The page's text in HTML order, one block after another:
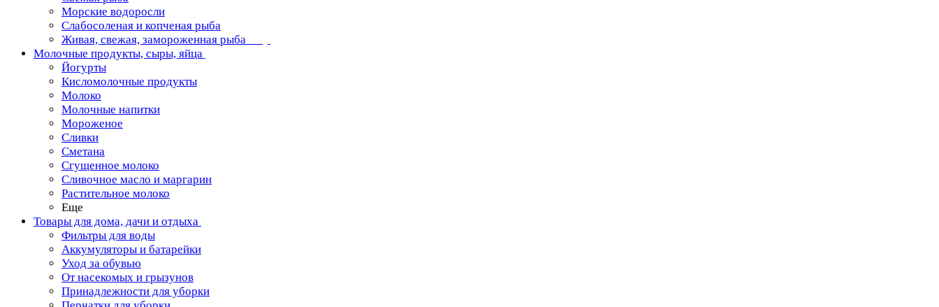
Морские водоросли
Слабосоленая и копченая рыба
Живая, свежая, замороженная рыба
Молочные продукты, сыры, яйца
Йогурты
Кисломолочные продукты
Молоко
Молочные напитки
Мороженое
Сливки
Сметана
Сгущенное молоко
Сливочное масло и маргарин
Растительное молоко
Еще
Товары для дома, дачи и отдыха
Фильтры для воды
Аккумуляторы и батарейки
Уход за обувью
От насекомых и грызунов
Принадлежности для уборки